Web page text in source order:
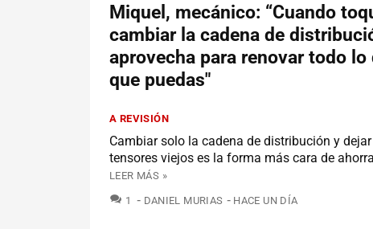
Miquel, mecánico: “Cuando
cambiar la cadena de
aprovecha para renovar todo lo
que puedas"
A REVISIÓN
Cambiar solo la cadena de distribución y
tensores viejos es la forma más cara de
LEER MÁS »
1 COMENTARIOS
DANIEL MURIAS HACE UN DÍA